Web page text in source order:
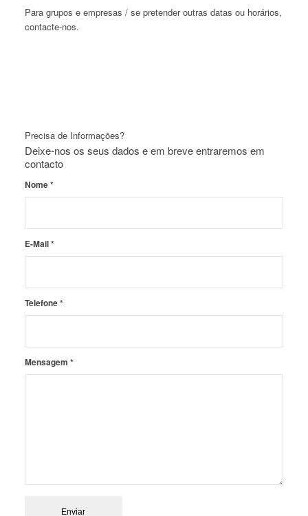
Para grupos e empresas / se pretender outras datas ou horários,
contacte-nos.
Precisa de Informações?
Deixe-nos os seus dados e em breve entraremos em
contacto
Nome*
E-Mail*
Telefone*
Mensagem *